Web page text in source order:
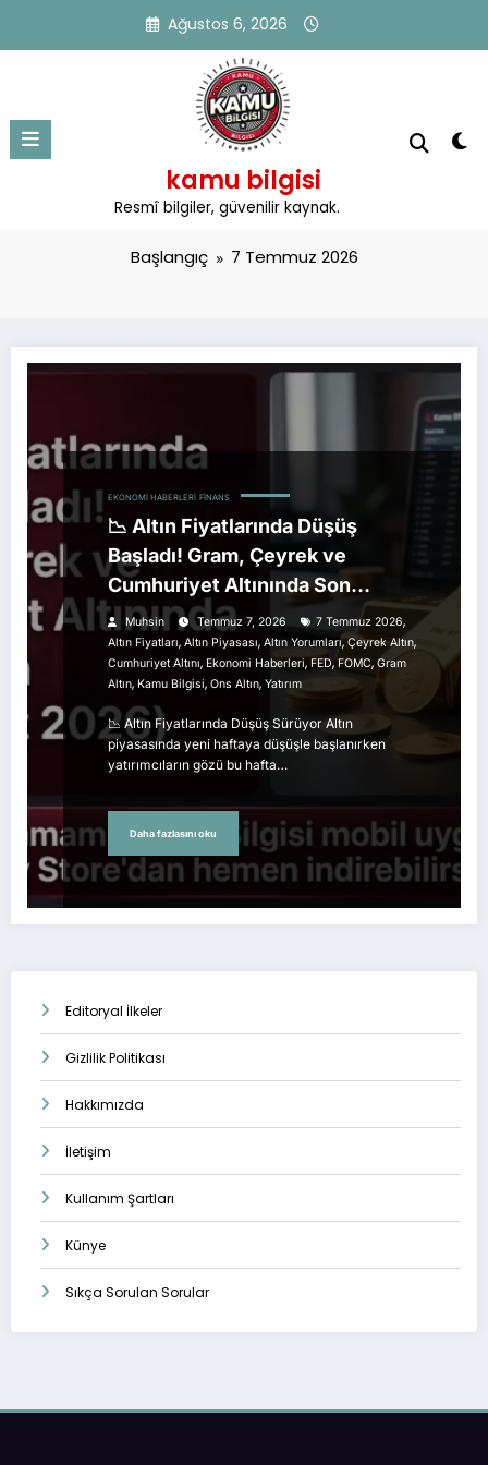
Ağustos 6, 2026
kamu bilgisi
Resmî bilgiler, güvenilir kaynak.
Etiket: 7 Temmuz 2026
Başlangıç 7 Temmuz 2026
EKONOMI HABERLERI FINANS
📉 Altın Fiyatlarında Düşüş
Başladı! Gram, Çeyrek ve
Cumhuriyet Altınında Son
Durum (7 Temmuz 2026)
Muhsin Temmuz 7, 2026 7 Temmuz 2026,
Altın Fiyatları, Altın Piyasası, Altın Yorumları,Çeyrek Altın,
Cumhuriyet Altını, Ekonomi Haberleri,FED, FOMC, Gram
Altın, Kamu Bilgisi, Ons Altın, Yatırım
📉 Altın Fiyatlarında Düşüş Sürüyor Altın
piyasasında yeni haftaya düşüşle başlanırken
yatırımcıların gözü bu hafta…
Daha fazlasını oku
Editoryal İlkeler
Gizlilik Politikası
Hakkımızda
İletişim
Kullanım Şartları
Künye
Sıkça Sorulan Sorular